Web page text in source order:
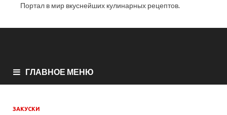
Портал в мир вкуснейших кулинарных рецептов.
ГЛАВНОЕ МЕНЮ
ЗАКУСКИ